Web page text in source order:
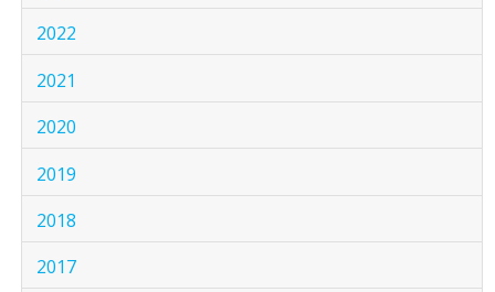
2022
2021
2020
2019
2018
2017